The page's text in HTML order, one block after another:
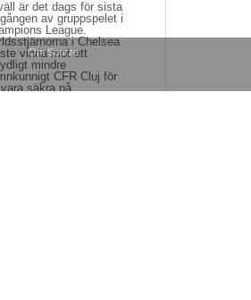
är det dags för sista
av gruppspelet i
League.
i Chelsea
vinna mot ett
mindre
CFR Cluj för
säkra på
Om Sourze